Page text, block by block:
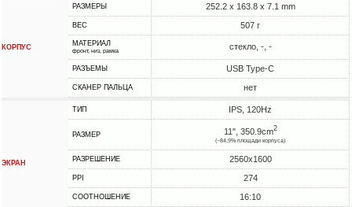
КОРПУС
РАЗМЕРЫ 252.2 x 163.8 x 7.1 mm
ВЕС 507 г
МАТЕРИАЛ
фронт, низ, рамка стекло, -, -
РАЗЪЕМЫ USB Type-C
СКАНЕР ПАЛЬЦА нет
ЭКРАН
ТИП IPS, 120Hz
РАЗМЕР 11", 350.9cm2
(~84.9% площади корпуса)
РАЗРЕШЕНИЕ 2560x1600
PPI 274
СООТНОШЕНИЕ 16:10